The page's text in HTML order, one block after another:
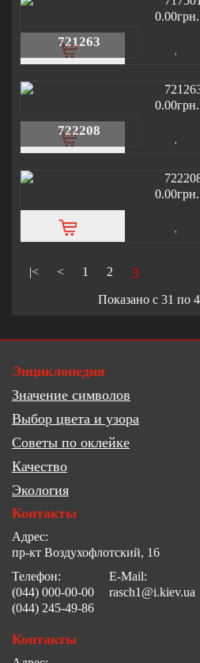
0.00грн.
721263
0.00грн.
722208
0.00грн.
|< < 1 2 3
Показано с 31 по
Энциклопедия
Значение символов
Выбор цвета и узора
Советы по оклейке
Качество
Экология
Контакты
Адрес:
пр-кт Воздухофлотский, 16
Телефон:
(044) 000-00-00
(044) 245-49-86
E-Mail:
rasch1@i.kiev.ua
Контакты